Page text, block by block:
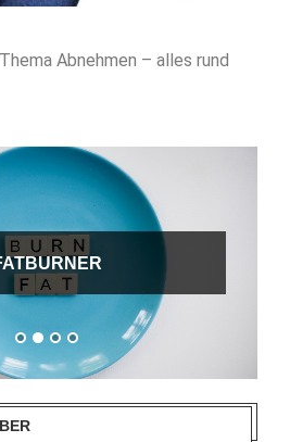
Abnehmen – alles rund
DIÄTEN